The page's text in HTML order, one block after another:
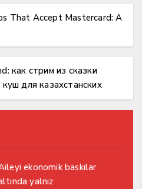
That Accept Mastercard: A
как стрим из сказки
для казахстанских
ekonomik baskılar
yalnız